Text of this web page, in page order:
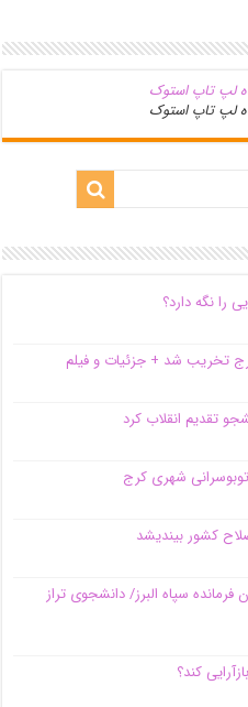
لپ تاپ استوک
نگه دارد؟
تخریب شد + جزئیات و فیلم
کشور بیندیشد
سپاه البرز/ دانشجوی تراز
کند؟